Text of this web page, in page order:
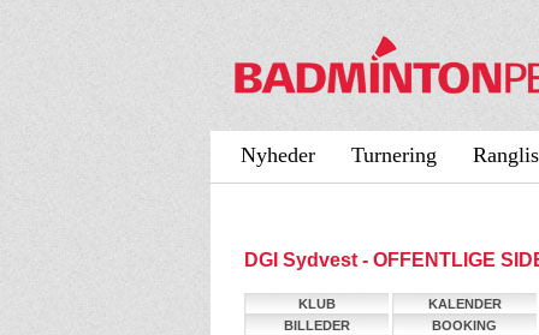
Nyheder Turnering
DGI Sydvest - OFFENTLIGE
KLUB
KALENDER
BILLEDER
BOOKING